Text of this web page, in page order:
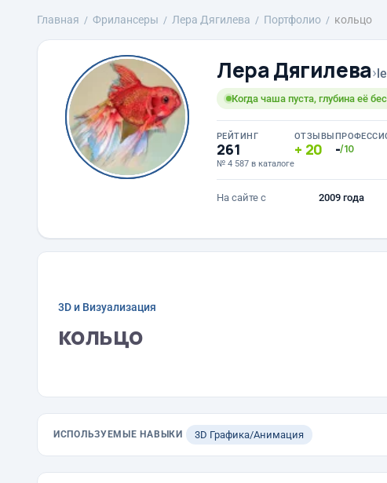
Главная Фрилансеры Лера Дягилева Портфолио кольцо
Лера Дягилева›
Когда чаша пуста, глубина её
РЕЙТИНГ
261
№ 4 587 в каталоге
ОТЗЫВЫ
20 -/10
На сайте с 2009 года
3D и Визуализация
кольцо
ИСПОЛЬЗУЕМЫЕ НАВЫКИ 3D Графика/Анимация